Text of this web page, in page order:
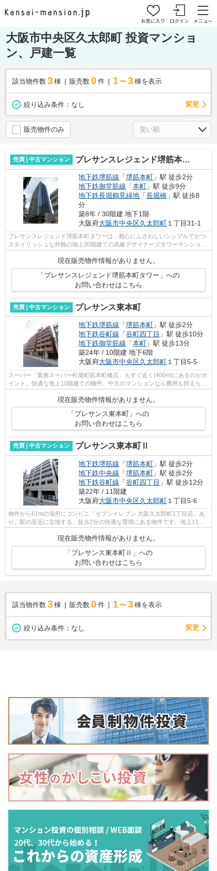
お気に入り ログイン メニュー
大阪市中央区久太郎町 投資マンショ
ン、戸建一覧
該当物件数 3棟 販売数 0 件 1～3 棟を表示
絞り込み条件： なし 変更
販売物件のみ
売買 | 中古マンション プレサンスレジェンド堺筋本町タワー
地下鉄堺筋線 「堺筋本町 」駅 徒歩2分
地下鉄御堂筋線 「本町 」駅 徒歩9分
地下鉄長堀鶴見緑地 「長堀橋 」駅 徒歩8
分
築8年 / 30階建 地下1階
大阪府大阪市中央区久太郎町 １丁目31-1
プレサンスレジェンド堺筋本町タワーは、都心にふさわしいシンプルでかつ
スタイリッシュな外観の地上30階建ての高級デザイナーズタワーマンション
です。 マンションに対する口コミも多...
現在販売物件情報がありません。
「プレサンスレジェンド堺筋本町タワー」への
お問い合わせはこちら
売買 | 中古マンション プレサンス東本町
地下鉄堺筋線 「堺筋本町 」駅 徒歩2分
地下鉄谷町線 「谷町四丁目 」駅 徒歩10分
地下鉄御堂筋線 「本町 」駅 徒歩13分
築24年 / 10階建 地下6階
大阪府大阪市中央区久太郎町 １丁目5-5
スーパー「業務スーパー松屋町筋本町橋店」もすぐ近く(400m)にあるのがポ
イント。快適な地上10階建ての物件。中古のマンションなら費用も抑えら
れ、その分の費用を他に充てることが出...
現在販売物件情報がありません。
「プレサンス東本町」への
お問い合わせはこちら
売買 | 中古マンション プレサンス東本町Ⅱ
地下鉄堺筋線 「堺筋本町 」駅 徒歩2分
地下鉄中央線 「堺筋本町 」駅 徒歩2分
地下鉄谷町線 「谷町四丁目 」駅 徒歩12分
築22年 / 11階建
大阪府大阪市中央区久太郎町 １丁目5-6
物件から61mの場所にコンビニ「セブンイレブン 大阪久太郎町1丁目店」あ
り。駅の至近に立地する、徒歩2分の快適な環境にある物件です。地上11階
現在販売物件情報がありません。
「プレサンス東本町Ⅱ」への
お問い合わせはこちら
該当物件数 3棟 販売数 0 件 1～3 棟を表示
絞り込み条件： なし 変更